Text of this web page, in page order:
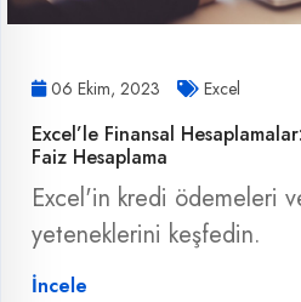
06 Ekim, 2023 Excel
Excel’le Finansal
Faiz Hesaplama
Excel'in kredi ödemeleri
yeteneklerini keşfedin.
İncele